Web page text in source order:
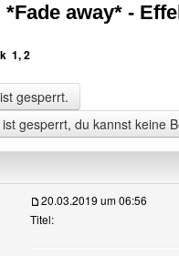
away* -
1,2
gesperrt.
gesperrt, du kannst keine
20.03.2019 um 06:56
Titel: